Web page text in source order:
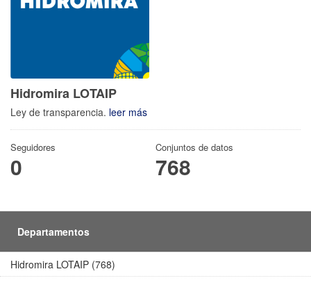
Hidromira LOTAIP
Ley de transparencia. leer más
Seguidores
0
Conjuntos de datos
768
Departamentos
Hidromira LOTAIP (768)